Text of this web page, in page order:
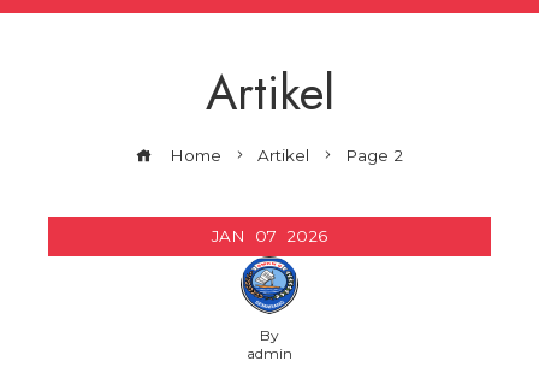
Artikel
Home Artikel Page 2
JAN 07 2026
By
admin